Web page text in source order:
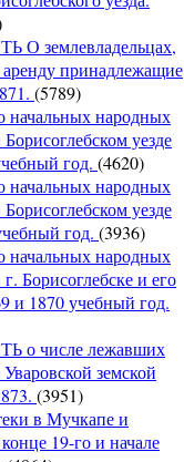
землевладельцах,
принадлежащие
(5789)
начальных народных
уезде
год. (4620)
начальных народных
уезде
год. (3936)
начальных народных
Борисоглебске и его
и 1870 учебный год.
о числе лежавших
земской
(3951)
в Мучкапе и
19-го и начале